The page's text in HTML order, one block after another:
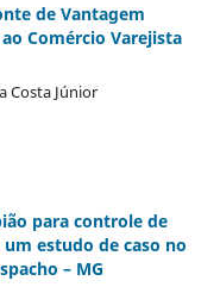
de Vantagem
Comércio Varejista
Costa Júnior
para controle de
estudo de caso no
– MG